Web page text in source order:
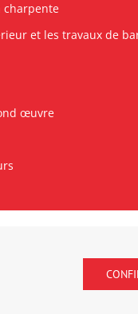
charpente
et les travaux de
œuvre